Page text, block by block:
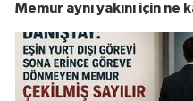
Memur aynı yakını için